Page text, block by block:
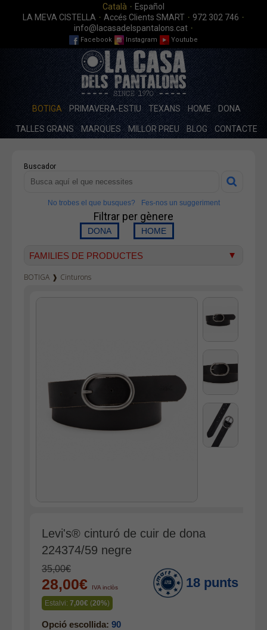
Català · Español
LA MEVA CISTELLA · Accés Clients SMART · 972 302 746 ·
info@lacasadelspantalons.cat ·
Facebook Instagram Youtube
BOTIGA PRIMAVERA-ESTIU TEXANS HOME DONA
TALLES GRANS MARQUES MILLOR PREU BLOG CONTACTE
Buscador
No trobes el que busques? Fes-nos un suggeriment
Filtrar per gènere
FAMILIES DE PRODUCTES
Texà home
Dessuadores
Jerseis
Jaquetes
Accessoris
Bufandes i mocadors
Calçat
Gavardina estiu home
BOTIGA ❱ Cinturons
Levi's® cinturó de cuir de dona
224374/59 negre
35,00€
28,00€ IVA inclòs
Estalvi: 7,00€ (20%)
18 punts
Opció escollida: 90